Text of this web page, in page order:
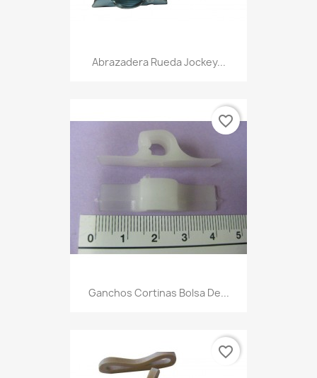
Abrazadera Rueda Jockey...
Ganchos Cortinas Bolsa De...
favorite_border
favorite_border